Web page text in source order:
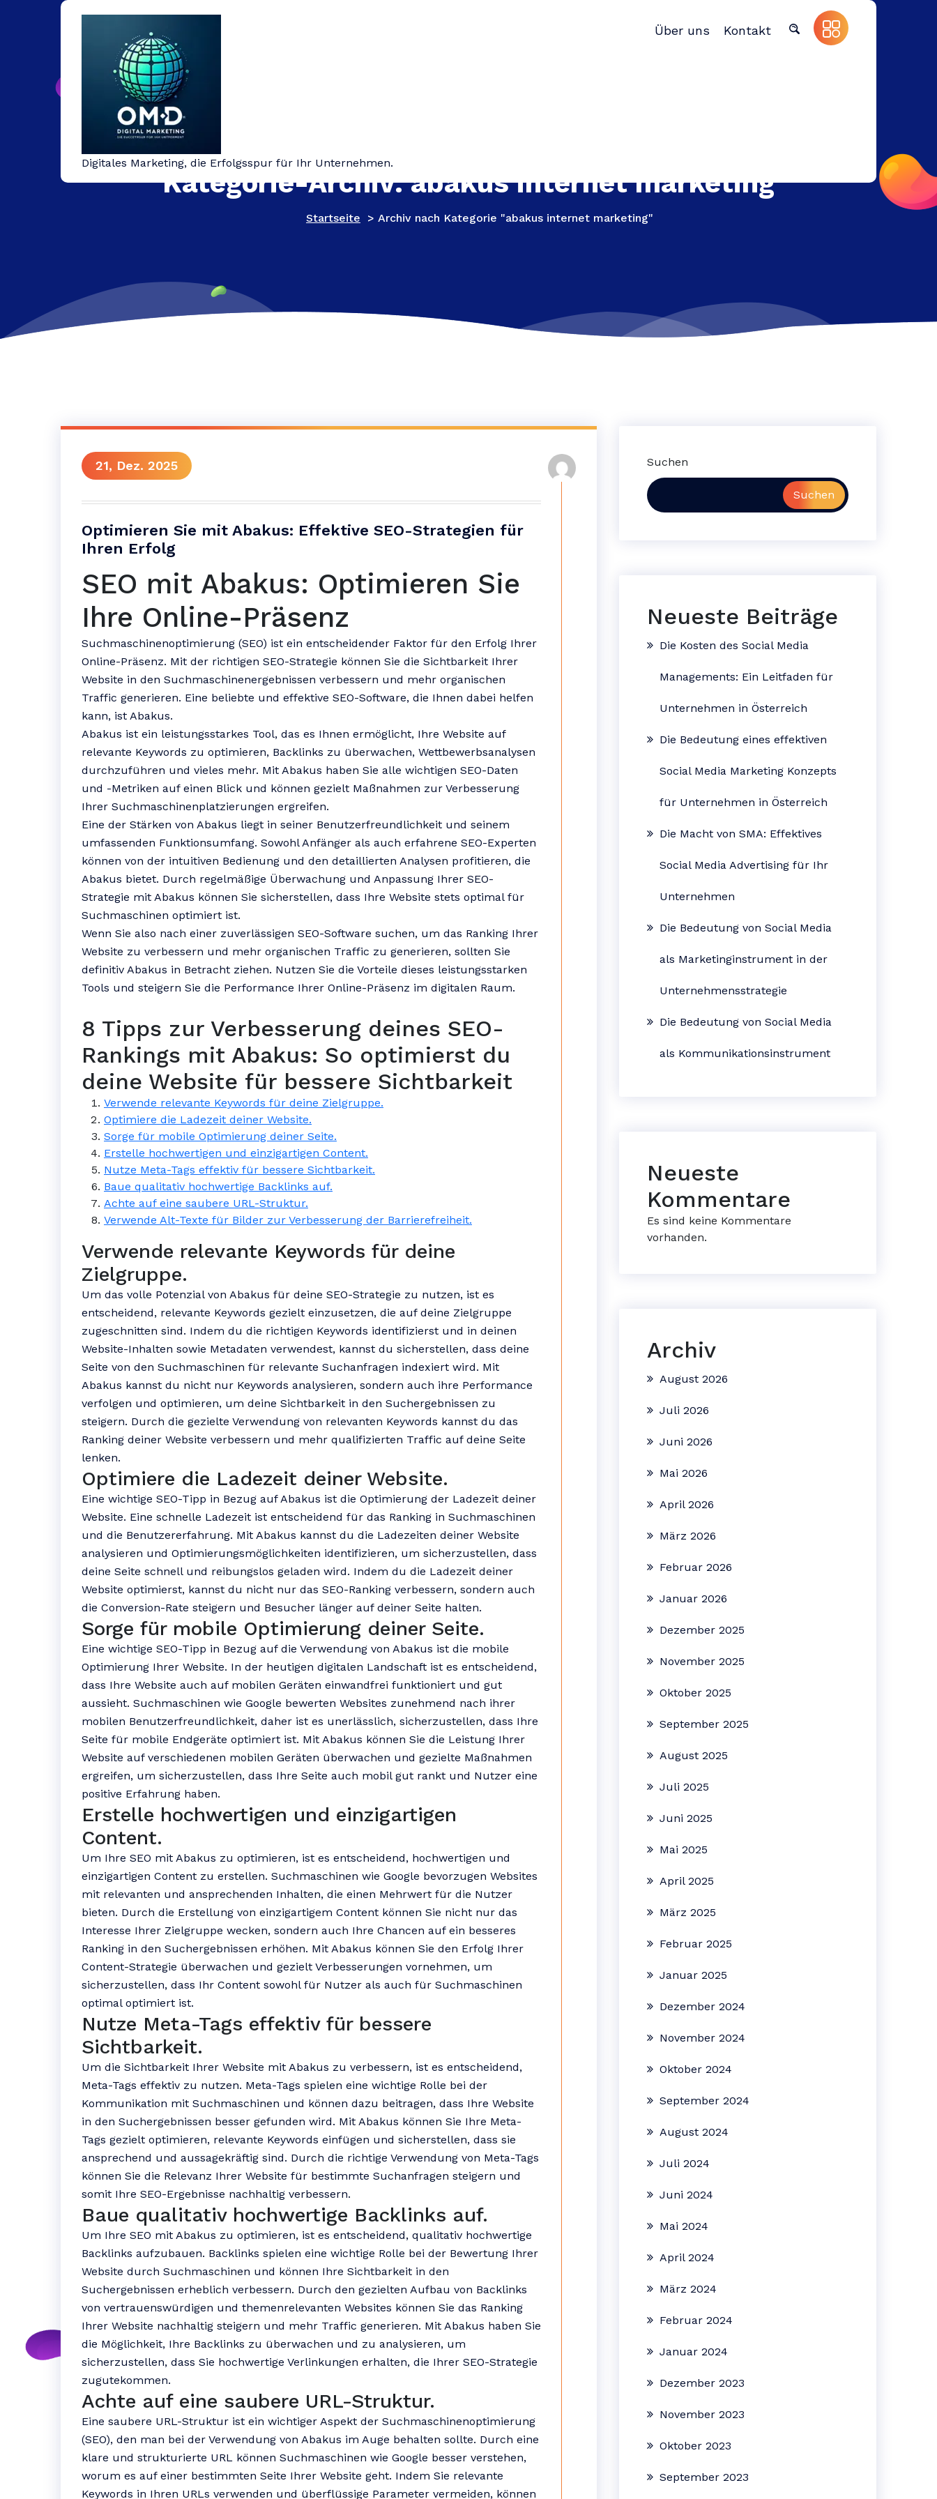
Digitales Marketing, die Erfolgsspur für Ihr Unternehmen.
Über uns Kontakt
Kategorie-Archiv: abakus internet marketing
Startseite > Archiv nach Kategorie "abakus internet marketing"
21, Dez. 2025
Optimieren Sie mit Abakus: Effektive SEO-Strategien für
Ihren Erfolg
SEO mit Abakus: Optimieren Sie
Ihre Online-Präsenz
Suchmaschinenoptimierung (SEO) ist ein entscheidender Faktor für den Erfolg Ihrer
Online-Präsenz. Mit der richtigen SEO-Strategie können Sie die Sichtbarkeit Ihrer
Website in den Suchmaschinenergebnissen verbessern und mehr organischen
Traffic generieren. Eine beliebte und effektive SEO-Software, die Ihnen dabei helfen
kann, ist Abakus.
Abakus ist ein leistungsstarkes Tool, das es Ihnen ermöglicht, Ihre Website auf
relevante Keywords zu optimieren, Backlinks zu überwachen, Wettbewerbsanalysen
durchzuführen und vieles mehr. Mit Abakus haben Sie alle wichtigen SEO-Daten
und -Metriken auf einen Blick und können gezielt Maßnahmen zur Verbesserung
Ihrer Suchmaschinenplatzierungen ergreifen.
Eine der Stärken von Abakus liegt in seiner Benutzerfreundlichkeit und seinem
umfassenden Funktionsumfang. Sowohl Anfänger als auch erfahrene SEO-Experten
können von der intuitiven Bedienung und den detaillierten Analysen profitieren, die
Abakus bietet. Durch regelmäßige Überwachung und Anpassung Ihrer SEO-
Strategie mit Abakus können Sie sicherstellen, dass Ihre Website stets optimal für
Suchmaschinen optimiert ist.
Wenn Sie also nach einer zuverlässigen SEO-Software suchen, um das Ranking Ihrer
Website zu verbessern und mehr organischen Traffic zu generieren, sollten Sie
definitiv Abakus in Betracht ziehen. Nutzen Sie die Vorteile dieses leistungsstarken
Tools und steigern Sie die Performance Ihrer Online-Präsenz im digitalen Raum.
8 Tipps zur Verbesserung deines SEO-
Rankings mit Abakus: So optimierst du
deine Website für bessere Sichtbarkeit
Verwende relevante Keywords für deine Zielgruppe.
Optimiere die Ladezeit deiner Website.
Sorge für mobile Optimierung deiner Seite.
Erstelle hochwertigen und einzigartigen Content.
Nutze Meta-Tags effektiv für bessere Sichtbarkeit.
Baue qualitativ hochwertige Backlinks auf.
Achte auf eine saubere URL-Struktur.
Verwende Alt-Texte für Bilder zur Verbesserung der Barrierefreiheit.
Verwende relevante Keywords für deine
Zielgruppe.
Um das volle Potenzial von Abakus für deine SEO-Strategie zu nutzen, ist es
entscheidend, relevante Keywords gezielt einzusetzen, die auf deine Zielgruppe
zugeschnitten sind. Indem du die richtigen Keywords identifizierst und in deinen
Website-Inhalten sowie Metadaten verwendest, kannst du sicherstellen, dass deine
Seite von den Suchmaschinen für relevante Suchanfragen indexiert wird. Mit
Abakus kannst du nicht nur Keywords analysieren, sondern auch ihre Performance
verfolgen und optimieren, um deine Sichtbarkeit in den Suchergebnissen zu
steigern. Durch die gezielte Verwendung von relevanten Keywords kannst du das
Ranking deiner Website verbessern und mehr qualifizierten Traffic auf deine Seite
lenken.
Optimiere die Ladezeit deiner Website.
Eine wichtige SEO-Tipp in Bezug auf Abakus ist die Optimierung der Ladezeit deiner
Website. Eine schnelle Ladezeit ist entscheidend für das Ranking in Suchmaschinen
und die Benutzererfahrung. Mit Abakus kannst du die Ladezeiten deiner Website
analysieren und Optimierungsmöglichkeiten identifizieren, um sicherzustellen, dass
deine Seite schnell und reibungslos geladen wird. Indem du die Ladezeit deiner
Website optimierst, kannst du nicht nur das SEO-Ranking verbessern, sondern auch
die Conversion-Rate steigern und Besucher länger auf deiner Seite halten.
Sorge für mobile Optimierung deiner Seite.
Eine wichtige SEO-Tipp in Bezug auf die Verwendung von Abakus ist die mobile
Optimierung Ihrer Website. In der heutigen digitalen Landschaft ist es entscheidend,
dass Ihre Website auch auf mobilen Geräten einwandfrei funktioniert und gut
aussieht. Suchmaschinen wie Google bewerten Websites zunehmend nach ihrer
mobilen Benutzerfreundlichkeit, daher ist es unerlässlich, sicherzustellen, dass Ihre
Seite für mobile Endgeräte optimiert ist. Mit Abakus können Sie die Leistung Ihrer
Website auf verschiedenen mobilen Geräten überwachen und gezielte Maßnahmen
ergreifen, um sicherzustellen, dass Ihre Seite auch mobil gut rankt und Nutzer eine
positive Erfahrung haben.
Erstelle hochwertigen und einzigartigen
Content.
Um Ihre SEO mit Abakus zu optimieren, ist es entscheidend, hochwertigen und
einzigartigen Content zu erstellen. Suchmaschinen wie Google bevorzugen Websites
mit relevanten und ansprechenden Inhalten, die einen Mehrwert für die Nutzer
bieten. Durch die Erstellung von einzigartigem Content können Sie nicht nur das
Interesse Ihrer Zielgruppe wecken, sondern auch Ihre Chancen auf ein besseres
Ranking in den Suchergebnissen erhöhen. Mit Abakus können Sie den Erfolg Ihrer
Content-Strategie überwachen und gezielt Verbesserungen vornehmen, um
sicherzustellen, dass Ihr Content sowohl für Nutzer als auch für Suchmaschinen
optimal optimiert ist.
Nutze Meta-Tags effektiv für bessere
Sichtbarkeit.
Um die Sichtbarkeit Ihrer Website mit Abakus zu verbessern, ist es entscheidend,
Meta-Tags effektiv zu nutzen. Meta-Tags spielen eine wichtige Rolle bei der
Kommunikation mit Suchmaschinen und können dazu beitragen, dass Ihre Website
in den Suchergebnissen besser gefunden wird. Mit Abakus können Sie Ihre Meta-
Tags gezielt optimieren, relevante Keywords einfügen und sicherstellen, dass sie
ansprechend und aussagekräftig sind. Durch die richtige Verwendung von Meta-Tags
können Sie die Relevanz Ihrer Website für bestimmte Suchanfragen steigern und
somit Ihre SEO-Ergebnisse nachhaltig verbessern.
Baue qualitativ hochwertige Backlinks auf.
Um Ihre SEO mit Abakus zu optimieren, ist es entscheidend, qualitativ hochwertige
Backlinks aufzubauen. Backlinks spielen eine wichtige Rolle bei der Bewertung Ihrer
Website durch Suchmaschinen und können Ihre Sichtbarkeit in den
Suchergebnissen erheblich verbessern. Durch den gezielten Aufbau von Backlinks
von vertrauenswürdigen und themenrelevanten Websites können Sie das Ranking
Ihrer Website nachhaltig steigern und mehr Traffic generieren. Mit Abakus haben Sie
die Möglichkeit, Ihre Backlinks zu überwachen und zu analysieren, um
sicherzustellen, dass Sie hochwertige Verlinkungen erhalten, die Ihrer SEO-Strategie
zugutekommen.
Achte auf eine saubere URL-Struktur.
Eine saubere URL-Struktur ist ein wichtiger Aspekt der Suchmaschinenoptimierung
(SEO), den man bei der Verwendung von Abakus im Auge behalten sollte. Durch eine
klare und strukturierte URL können Suchmaschinen wie Google besser verstehen,
worum es auf einer bestimmten Seite Ihrer Website geht. Indem Sie relevante
Keywords in Ihren URLs verwenden und überflüssige Parameter vermeiden, können
Suchen
Suchen
Neueste Beiträge
Die Kosten des Social Media
Managements: Ein Leitfaden für
Unternehmen in Österreich
Die Bedeutung eines effektiven
Social Media Marketing Konzepts
für Unternehmen in Österreich
Die Macht von SMA: Effektives
Social Media Advertising für Ihr
Unternehmen
Die Bedeutung von Social Media
als Marketinginstrument in der
Unternehmensstrategie
Die Bedeutung von Social Media
als Kommunikationsinstrument
Neueste
Kommentare
Es sind keine Kommentare
vorhanden.
Archiv
August 2026
Juli 2026
Juni 2026
Mai 2026
April 2026
März 2026
Februar 2026
Januar 2026
Dezember 2025
November 2025
Oktober 2025
September 2025
August 2025
Juli 2025
Juni 2025
Mai 2025
April 2025
März 2025
Februar 2025
Januar 2025
Dezember 2024
November 2024
Oktober 2024
September 2024
August 2024
Juli 2024
Juni 2024
Mai 2024
April 2024
März 2024
Februar 2024
Januar 2024
Dezember 2023
November 2023
Oktober 2023
September 2023